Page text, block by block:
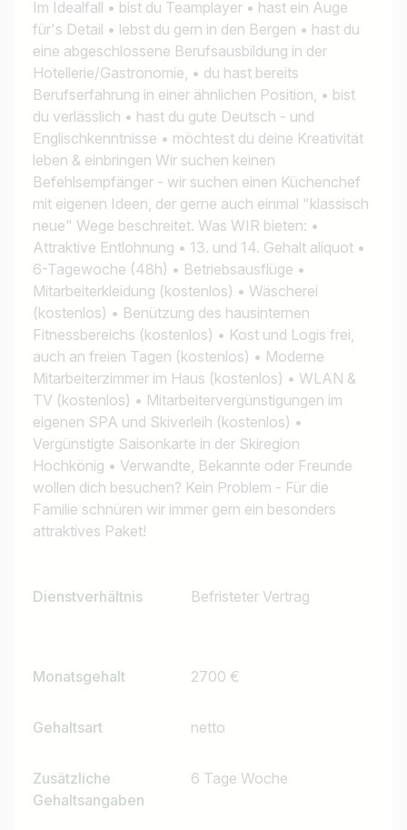
Im Idealfall • bist du Teamplayer • hast ein Auge
für's Detail • lebst du gern in den Bergen • hast du
eine abgeschlossene Berufsausbildung in der
Hotellerie/Gastronomie, • du hast bereits
Berufserfahrung in einer ähnlichen Position, • bist
du verlässlich • hast du gute Deutsch - und
Englischkenntnisse • möchtest du deine Kreativität
leben & einbringen Wir suchen keinen
Befehlsempfänger - wir suchen einen Küchenchef
mit eigenen Ideen, der gerne auch einmal "klassisch
neue" Wege beschreitet. Was WIR bieten: •
Attraktive Entlohnung • 13. und 14. Gehalt aliquot •
6-Tagewoche (48h) • Betriebsausflüge •
Mitarbeiterkleidung (kostenlos) • Wäscherei
(kostenlos) • Benützung des hausinternen
Fitnessbereichs (kostenlos) • Kost und Logis frei,
auch an freien Tagen (kostenlos) • Moderne
Mitarbeiterzimmer im Haus (kostenlos) • WLAN &
TV (kostenlos) • Mitarbeitervergünstigungen im
eigenen SPA und Skiverleih (kostenlos) •
Vergünstigte Saisonkarte in der Skiregion
Hochkönig • Verwandte, Bekannte oder Freunde
wollen dich besuchen? Kein Problem - Für die
Familie schnüren wir immer gern ein besonders
attraktives Paket!
Dienstverhältnis Befristeter Vertrag
Monatsgehalt 2700 €
Gehaltsart netto
Zusätzliche
Gehaltsangaben
6 Tage Woche
Ich suche nach …
Jobtitel
z.B. Österreich
Land / Bundesland
Jobs finden